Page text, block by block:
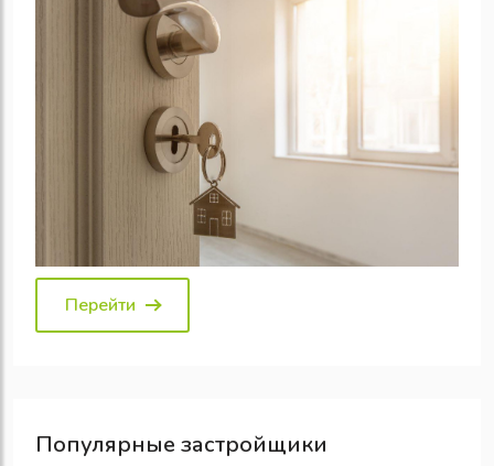
Перейти
Популярные застройщики